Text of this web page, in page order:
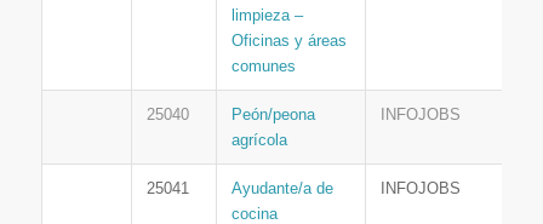
limpieza –
Oficinas y áreas
comunes
25040
Peón/peona
agrícola
INFOJOBS
25041
Ayudante/a de
cocina
INFOJOBS